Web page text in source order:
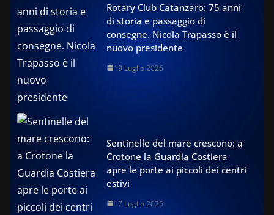
Rotary Club Catanzaro: 75 anni
di storia e passaggio di
consegne. Nicola Trapasso è il
nuovo presidente
19 Luglio 2026
Sentinelle del mare crescono: a
Crotone la Guardia Costiera
apre le porte ai piccoli dei centri
estivi
17 Luglio 2026